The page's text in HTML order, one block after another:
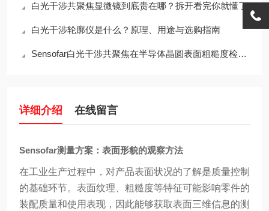
白光干涉共聚焦显微镜到底贵在哪？拆开看完你就懂了
白光干涉轮廓仪是什么？原理、用途与选购指南
Sensofar白光干涉共聚焦在半导体晶圆表面粗糙度检测中的应用与行业标准对标
详细介绍 在线留言
Sensofar测量方案：表面形貌的观察方法
在工业生产过程中，对产品表面状况的了解是质量控制
的基础环节。表面纹理、粗糙度等特征可能影响零件的
装配质量和使用表现，因此能够获取表面三维信息的测